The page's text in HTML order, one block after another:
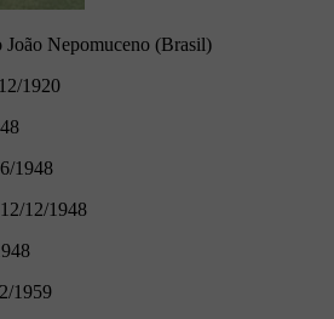
João Nepomuceno (Brasil)
1920
1948
12/12/1948
1959